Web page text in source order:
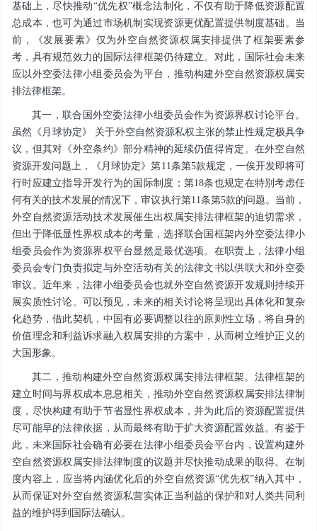
基础上，尽快推动“优先权”概念法制化，不仅有助于降低资源配置
总成本，也可为通过市场机制实现资源更优配置提供制度基础。当
前，《发展要素》仅为外空自然资源权属安排提供了框架要素参
考，具有规范效力的国际法律框架仍待建立。对此，国际社会未来
应以外空委法律小组委员会为平台，推动构建外空自然资源权属安
排法律框架。
其一，联合国外空委法律小组委员会作为资源界权讨论平台。
虽然《月球协定》 关于外空自然资源私权主张的禁止性规定极具争
议，但其对《外空条约》部分精神的延续仍值得肯定。在外空自然
资源开发问题上，《月球协定》第11条第5款规定，一俟开发即将可
行时应建立指导开发行为的国际制度；第18条也规定在特别考虑任
何有关的技术发展的情况下，审议执行第11条第5款的问题。当前，
外空自然资源活动技术发展催生出权属安排法律框架的迫切需求，
但出于降低显性界权成本的考量，选择联合国框架内外空委法律小
组委员会作为资源界权平台显然是最优选项。在职责上，法律小组
委员会专门负责拟定与外空活动有关的法律文书以供联大和外空委
审议。近年来，法律小组委员会也就外空自然资源开发规则持续开
展实质性讨论。可以预见，未来的相关讨论将呈现出具体化和复杂
化趋势，借此契机，中国有必要调整以往的原则性立场，将自身的
价值理念和利益诉求融入权属安排的方案中，从而树立维护正义的
大国形象。
其二，推动构建外空自然资源权属安排法律框架。法律框架的
建立时间与界权成本息息相关，推动外空自然资源权属安排法律制
度，尽快构建有助于节省显性界权成本，并为此后的资源配置提供
尽可能早的法律依据，从而最终有助于扩大资源配置效益。有鉴于
此，未来国际社会确有必要在法律小组委员会平台内，设置构建外
空自然资源权属安排法律制度的议题并尽快推动成果的取得。在制
度内容上，应当将内涵优化后的外空自然资源“优先权”纳入其中，
从而保证对外空自然资源私营实体正当利益的保护和对人类共同利
益的维护得到国际法确认。